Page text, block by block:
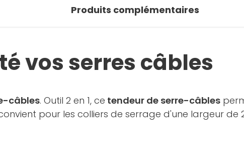
Produits complémentaires
vos serres câbles
câbles. Outil 2 en 1, ce tendeur de serre-câbles
pour les colliers de serrage d'une largeur de